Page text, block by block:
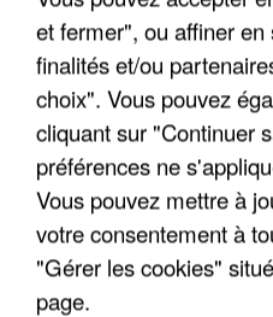
APRÈS TOUTES CES
DE FAUNE SAUVAGE
et fermer", ou affiner
finalités et/ou
choix". Vous pouvez
cliquant sur "Continuer
préférences ne
Vous pouvez mettre à
votre consentement à
"Gérer les cookies"
page.